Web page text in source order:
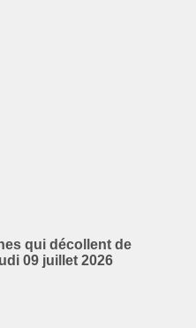
qui décollent de
09 juillet 2026